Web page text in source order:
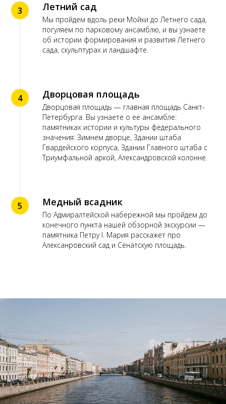
3 Летний сад
Мы пройдем вдоль реки Мойки до Летнего сада,
погуляем по парковому ансамблю, и вы узнаете
об истории формирования и развития Летнего
сада, скульптурах и ландшафте.
4 Дворцовая площадь
Дворцовая площадь — главная площадь Санкт-
Петербурга. Вы узнаете о ее ансамбле:
памятниках истории и культуры федерального
значения: Зимнем дворце, Здании штаба
Гвардейского корпуса, Здании Главного штаба с
Триумфальной аркой, Александровской колонне.
5 Медный всадник
По Адмиралтейской набережной мы пройдем до
конечного пункта нашей обзорной экскурсии —
памятника Петру I. Мария расскажет про
Алексанровский сад и Сенатскую площадь.